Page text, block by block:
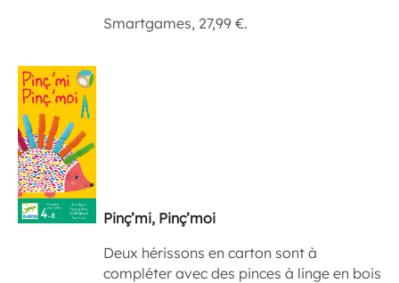
Smartgames, 27,99 €.
Pinç’mi, Pinç’moi
Deux hérissons en carton sont à
compléter avec des pinces à linge en bois